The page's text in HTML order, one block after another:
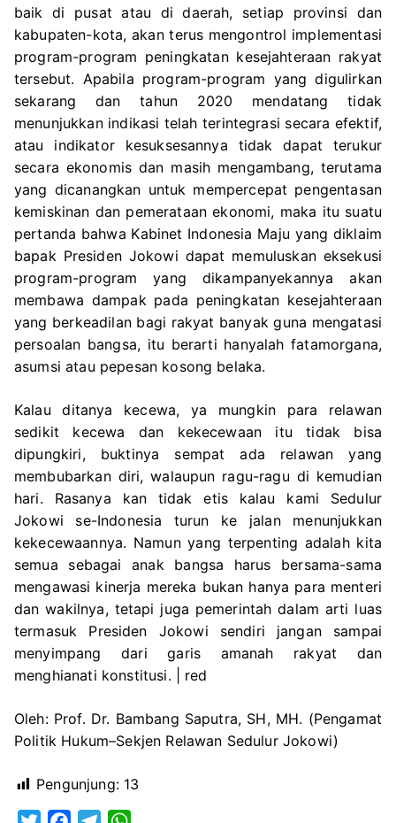
baik di pusat atau di daerah, setiap provinsi dan
kabupaten-kota, akan terus mengontrol implementasi
program-program peningkatan kesejahteraan rakyat
tersebut. Apabila program-program yang digulirkan
sekarang dan tahun 2020 mendatang tidak
menunjukkan indikasi telah terintegrasi secara efektif,
atau indikator kesuksesannya tidak dapat terukur
secara ekonomis dan masih mengambang, terutama
yang dicanangkan untuk mempercepat pengentasan
kemiskinan dan pemerataan ekonomi, maka itu suatu
pertanda bahwa Kabinet Indonesia Maju yang diklaim
bapak Presiden Jokowi dapat memuluskan eksekusi
program-program yang dikampanyekannya akan
membawa dampak pada peningkatan kesejahteraan
yang berkeadilan bagi rakyat banyak guna mengatasi
persoalan bangsa, itu berarti hanyalah fatamorgana,
asumsi atau pepesan kosong belaka.
Kalau ditanya kecewa, ya mungkin para relawan
sedikit kecewa dan kekecewaan itu tidak bisa
dipungkiri, buktinya sempat ada relawan yang
membubarkan diri, walaupun ragu-ragu di kemudian
hari. Rasanya kan tidak etis kalau kami Sedulur
Jokowi se-Indonesia turun ke jalan menunjukkan
kekecewaannya. Namun yang terpenting adalah kita
semua sebagai anak bangsa harus bersama-sama
mengawasi kinerja mereka bukan hanya para menteri
dan wakilnya, tetapi juga pemerintah dalam arti luas
termasuk Presiden Jokowi sendiri jangan sampai
menyimpang dari garis amanah rakyat dan
menghianati konstitusi. | red
Oleh: Prof. Dr. Bambang Saputra, SH, MH. (Pengamat
Politik Hukum–Sekjen Relawan Sedulur Jokowi)
Pengunjung: 13